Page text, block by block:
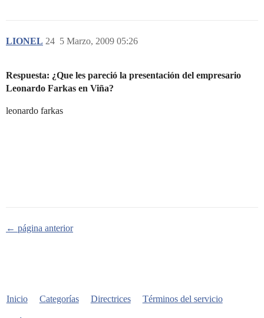
LIONEL 5 Marzo, 2009 05:26
24
Respuesta: ¿Que les pareció la presentación del empresario
Leonardo Farkas en Viña?
leonardo farkas
← página anterior
Inicio Categorías Directrices Términos del servicio